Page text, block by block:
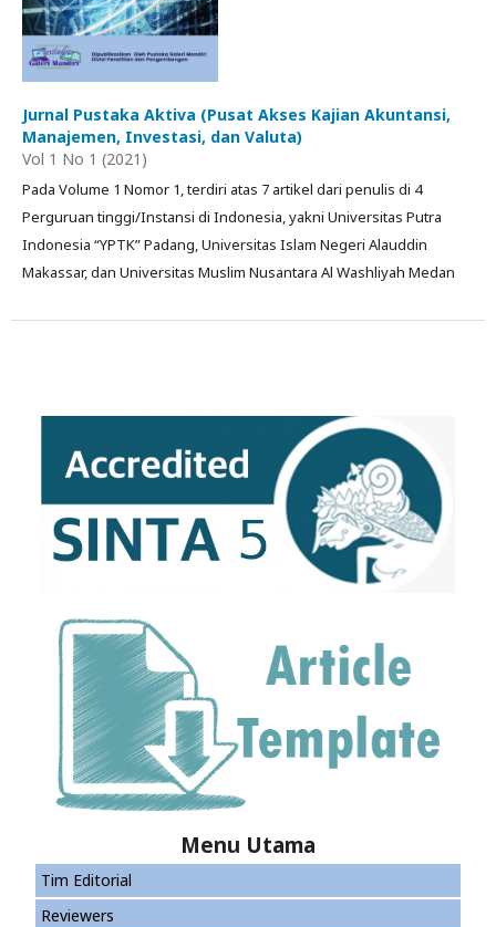
Jurnal Pustaka Aktiva (Pusat Akses Kajian Akuntansi,
Manajemen, Investasi, dan Valuta)
Vol 1 No 1 (2021)
Pada Volume 1 Nomor 1, terdiri atas 7 artikel dari penulis di 4
Perguruan tinggi/Instansi di Indonesia, yakni Universitas Putra
Indonesia “YPTK” Padang, Universitas Islam Negeri Alauddin
Makassar, dan Universitas Muslim Nusantara Al Washliyah Medan
Menu Utama
Tim Editorial
Reviewers